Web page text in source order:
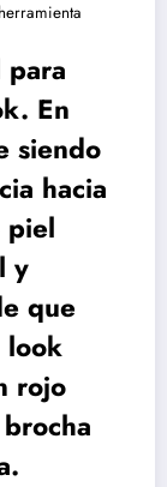
para
En
siendo
hacia
piel
y
que
look
rojo